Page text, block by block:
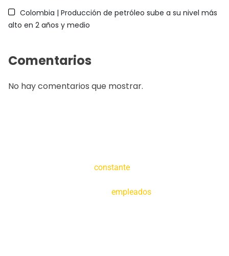
Colombia | Producción de petróleo sube a su nivel más
alto en 2 años y medio
Comentarios
No hay comentarios que mostrar.
constante
empleados